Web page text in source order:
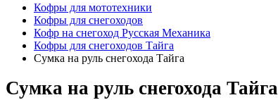
Кофры для мототехники
Кофры для снегоходов
Кофр на снегоход Русская Механика
Кофры для снегоходов Тайга
Сумка на руль снегохода Тайга
Сумка на руль снегохода Тайга